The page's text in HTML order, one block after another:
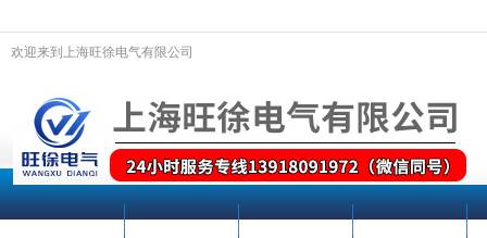
欢迎来到上海旺徐电气有限公司